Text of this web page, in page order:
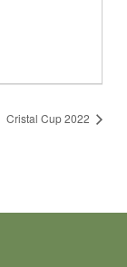
Cristal Cup 2022